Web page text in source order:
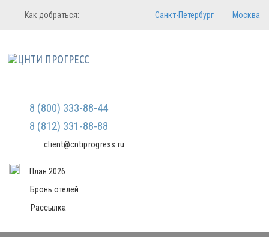
Регистрация
Мы не передаем ваши данные
третьим лицам и не рассылаем
Вход в систему
Как добраться: Санкт-Петербург Москва
8 (800) 333-88-44
8 (812) 331-88-88
client@cntiprogress.ru
План 2026
Бронь отелей
Рассылка